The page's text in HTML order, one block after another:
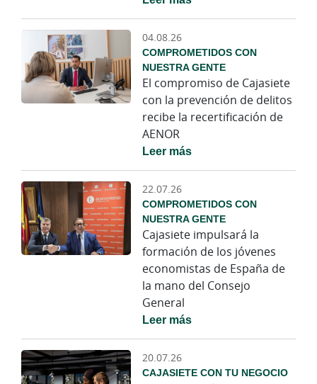
04.08.26
COMPROMETIDOS CON
NUESTRA GENTE
El compromiso de Cajasiete
con la prevención de delitos
recibe la recertificación de
AENOR
Leer más
22.07.26
COMPROMETIDOS CON
NUESTRA GENTE
Cajasiete impulsará la
formación de los jóvenes
economistas de España de
la mano del Consejo
General
Leer más
20.07.26
CAJASIETE CON TU NEGOCIO